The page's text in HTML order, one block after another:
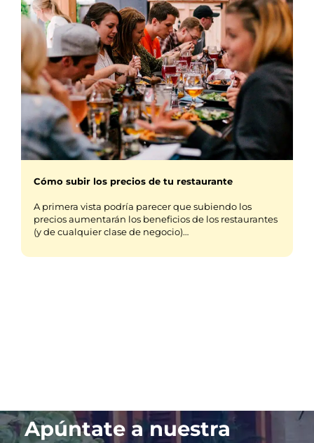
Cómo subir los precios de tu restaurante
A primera vista podría parecer que subiendo los
precios aumentarán los beneficios de los restaurantes
(y de cualquier clase de negocio)…
Apúntate a nuestra